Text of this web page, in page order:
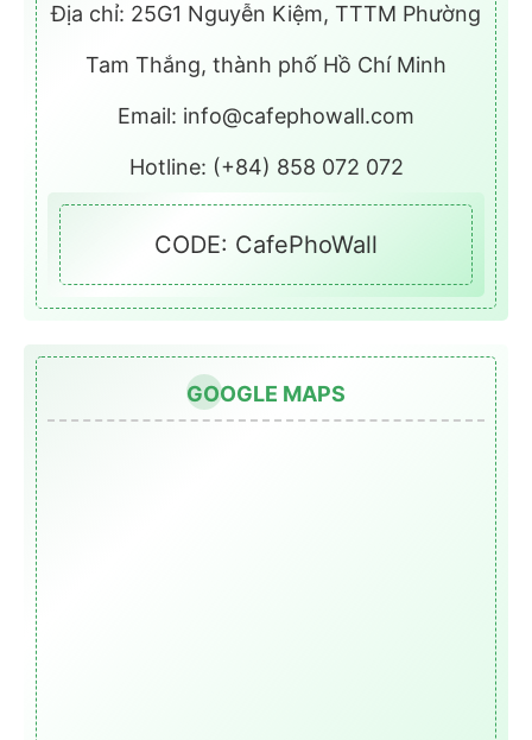
Địa chỉ: 25G1 Nguyễn Kiệm, TTTM Phường
Tam Thắng, thành phố Hồ Chí Minh
Email: info@cafephowall.com
Hotline: (+84) 858 072 072
CODE: CafePhoWall
GOOGLE MAPS